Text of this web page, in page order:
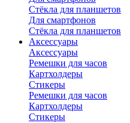
Стёкла для планшетов
Для смартфонов
Стёкла для планшетов
Аксессуары
Аксессуары
Ремешки для часов
Картхолдеры
Стикеры
Ремешки для часов
Картхолдеры
Стикеры